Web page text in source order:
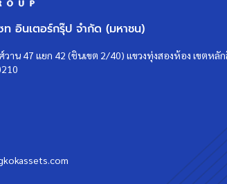
อินเตอร์กรุ๊ป จำกัด (มหาชน)
วาน 47 แยก 42 (ชินเขต 2/40) แขวงทุ่งสองห้อง เขตหลั